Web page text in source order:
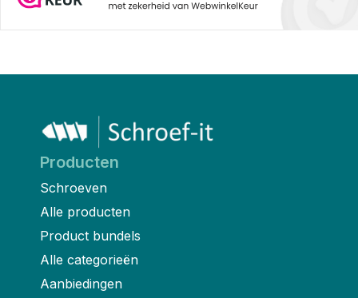
Producten
Schroeven
Alle producten
Product bundels
Alle categorieën
Aanbiedingen